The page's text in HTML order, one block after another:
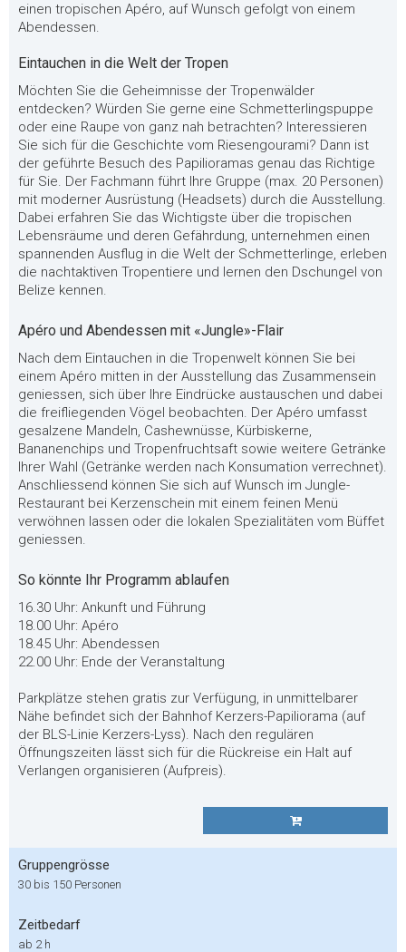
einen tropischen Apéro, auf Wunsch gefolgt von einem
Abendessen.
Eintauchen in die Welt der Tropen
Möchten Sie die Geheimnisse der Tropenwälder
entdecken? Würden Sie gerne eine Schmetterlingspuppe
oder eine Raupe von ganz nah betrachten? Interessieren
Sie sich für die Geschichte vom Riesengourami? Dann ist
der geführte Besuch des Papilioramas genau das Richtige
für Sie. Der Fachmann führt Ihre Gruppe (max. 20 Personen)
mit moderner Ausrüstung (Headsets) durch die Ausstellung.
Dabei erfahren Sie das Wichtigste über die tropischen
Lebensräume und deren Gefährdung, unternehmen einen
spannenden Ausflug in die Welt der Schmetterlinge, erleben
die nachtaktiven Tropentiere und lernen den Dschungel von
Belize kennen.
Apéro und Abendessen mit «Jungle»-Flair
Nach dem Eintauchen in die Tropenwelt können Sie bei
einem Apéro mitten in der Ausstellung das Zusammensein
geniessen, sich über Ihre Eindrücke austauschen und dabei
die freifliegenden Vögel beobachten. Der Apéro umfasst
gesalzene Mandeln, Cashewnüsse, Kürbiskerne,
Bananenchips und Tropenfruchtsaft sowie weitere Getränke
Ihrer Wahl (Getränke werden nach Konsumation verrechnet).
Anschliessend können Sie sich auf Wunsch im Jungle-
Restaurant bei Kerzenschein mit einem feinen Menü
verwöhnen lassen oder die lokalen Spezialitäten vom Büffet
geniessen.
So könnte Ihr Programm ablaufen
16.30 Uhr: Ankunft und Führung
18.00 Uhr: Apéro
18.45 Uhr: Abendessen
22.00 Uhr: Ende der Veranstaltung
Parkplätze stehen gratis zur Verfügung, in unmittelbarer
Nähe befindet sich der Bahnhof Kerzers-Papiliorama (auf
der BLS-Linie Kerzers-Lyss). Nach den regulären
Öffnungszeiten lässt sich für die Rückreise ein Halt auf
Verlangen organisieren (Aufpreis).
Gruppengrösse
30 bis 150 Personen
Zeitbedarf
ab 2 h